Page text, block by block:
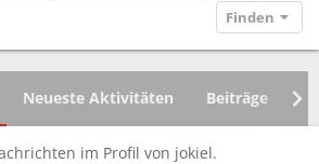
Finden
Neueste Aktivitäten Beiträge
im Profil von jokiel.